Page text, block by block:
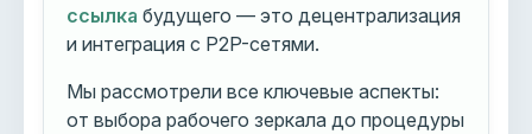
ссылка будущего — это децентрализация
и интеграция с P2P-сетями.
Мы рассмотрели все ключевые аспекты:
от выбора рабочего зеркала до процедуры